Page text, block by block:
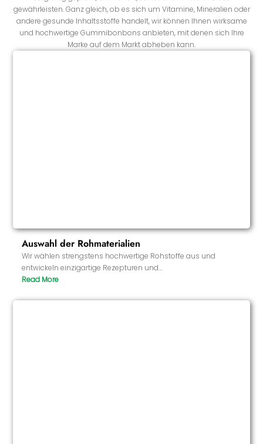
gewährleisten. Ganz gleich, ob es sich um Vitamine, Mineralien oder
andere gesunde Inhaltsstoffe handelt, wir können Ihnen wirksame
und hochwertige Gummibonbons anbieten, mit denen sich Ihre
Marke auf dem Markt abheben kann.
Auswahl der Rohmaterialien
Wir wählen strengstens hochwertige Rohstoffe aus und
entwickeln einzigartige Rezepturen und
Geschmacksrichtungen, um sicherzustellen, dass die Produkte
Geschmacksvorlieben der Verbraucher entsprechen.